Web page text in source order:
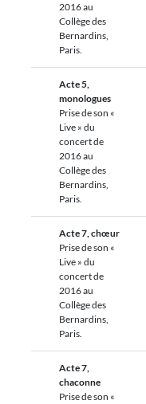
2016 au
Collège des
Bernardins,
Paris.
Acte 5,
monologues
Prise de son «
Live » du
concert de
2016 au
Collège des
Bernardins,
Paris.
Acte 7, chœur
Prise de son «
Live » du
concert de
2016 au
Collège des
Bernardins,
Paris.
Acte 7,
chaconne
Prise de son «